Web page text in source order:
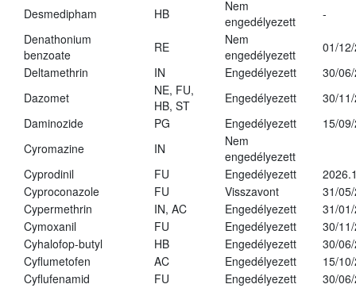
Desmedipham HB
Nem
engedélyezett
-
Denathonium
benzoate
RE
Nem
engedélyezett
01/
Deltamethrin
IN Engedélyezett
30/
Dazomet
NE, FU,
HB, ST
Engedélyezett
30/
Daminozide
PG Engedélyezett
15/
Cyromazine
IN
Nem
engedélyezett
Cyprodinil
FU Engedélyezett
Cyproconazole
FU Visszavont
31/
Cypermethrin
IN, AC Engedélyezett
31/
Cymoxanil
FU Engedélyezett
30/
Cyhalofop-butyl
HB Engedélyezett
30/
Cyflumetofen
AC Engedélyezett
15/
Cyflufenamid
FU Engedélyezett
30/